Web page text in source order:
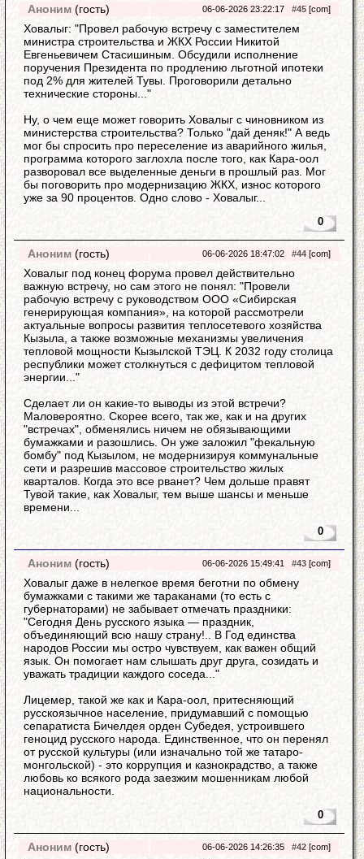
Аноним (гость) 06-06-2026 23:22:17 #45 [com]
Ховалыг: "Провел рабочую встречу с заместителем
министра строительства и ЖКХ России Никитой
Евгеньевичем Стасишиным. Обсудили исполнение
поручения Президента по продлению льготной ипотеки
под 2% для жителей Тувы. Проговорили детально
технические стороны..."
Ну, о чем еще может говорить Ховалыг с чиновником из
министерства строительства? Только "дай деняк!" А ведь
мог бы спросить про переселение из аварийного жилья,
программа которого заглохла после того, как Кара-оол
разворовал все выделенные деньги в прошлый раз. Мог
бы поговорить про модернизацию ЖКХ, износ которого
уже за 90 процентов. Одно слово - Ховалыг...
0
Аноним (гость) 06-06-2026 18:47:02 #44 [com]
Ховалыг под конец форума провел действительно
важную встречу, но сам этого не понял: "Провели
рабочую встречу с руководством ООО «Сибирская
генерирующая компания», на которой рассмотрели
актуальные вопросы развития теплосетевого хозяйства
Кызыла, а также возможные механизмы увеличения
тепловой мощности Кызылской ТЭЦ. К 2032 году столица
республики может столкнуться с дефицитом тепловой
энергии..."
Сделает ли он какие-то выводы из этой встречи?
Маловероятно. Скорее всего, так же, как и на других
"встречах", обменялись ничем не обязывающими
бумажками и разошлись. Он уже заложил "фекальную
бомбу" под Кызылом, не модернизируя коммунальные
сети и разрешив массовое строительство жилых
кварталов. Когда это все рванет? Чем дольше правят
Тувой такие, как Ховалыг, тем выше шансы и меньше
времени...
0
Аноним (гость) 06-06-2026 15:49:41 #43 [com]
Ховалыг даже в нелегкое время беготни по обмену
бумажками с такими же тараканами (то есть с
губернаторами) не забывает отмечать праздники:
"Сегодня День русского языка — праздник,
объединяющий всю нашу страну!.. В Год единства
народов России мы остро чувствуем, как важен общий
язык. Он помогает нам слышать друг друга, созидать и
уважать традиции каждого соседа..."
Лицемер, такой же как и Кара-оол, притесняющий
русскоязычное население, придумавший с помощью
сепаратиста Бичелдея орден Субедея, устроившего
геноцид русского народа. Единственное, что он перенял
от русской культуры (или изначально той же татаро-
монгольской) - это коррупция и казнокрадство, а также
любовь ко всякого рода заезжим мошенникам любой
национальности.
0
Аноним (гость) 06-06-2026 14:26:35 #42 [com]